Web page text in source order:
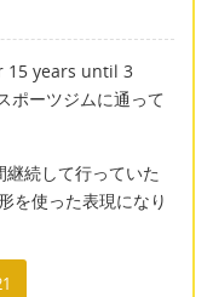
15 years until 3
ポーツジムに通って
続して行っていた
を使った表現になり